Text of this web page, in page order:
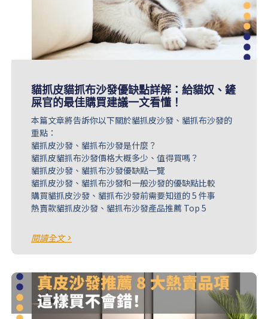
貓抓皮貓抓布沙發優缺點詳解：給貓奴、鏟
屎官的最佳購買建議一文看懂！
本篇文章將告訴你以下關於貓抓皮沙發、貓抓布沙發的
重點：
貓抓皮沙發、貓抓布沙發是什麼？
貓抓皮貓抓布沙發價格大概多少、值得買嗎？
貓抓皮沙發、貓抓布沙發優缺點一覽
貓抓皮沙發、貓抓布沙發和一般沙發的優缺點比較
購買貓抓皮沙發、貓抓布沙發前需要知道的 5 件事
熱賣款貓抓皮沙發、貓抓布沙發產品推薦 Top 5
閱讀全文 >